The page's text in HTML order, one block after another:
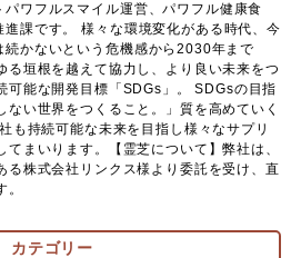
パワフルスマイル運営、パワフル健康食
進課です。 様々な環境変化がある時代、今
続かないという危機感から2030年まで
る垣根を越えて協力し、より良い未来をつ
可能な開発目標「SDGs」。 SDGsの目指
ない世界をつくること。」質を高めていく
も持続可能な未来を目指し様々なサプリ
てまいります。【霊芝について】弊社は、
る株式会社リンクス様より委託を受け、直
カテゴリー